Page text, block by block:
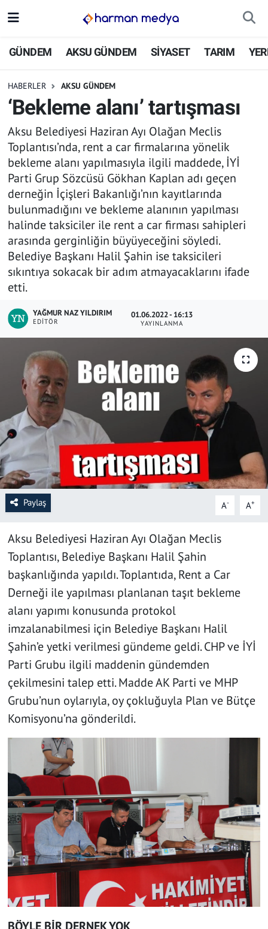
GÜNDEM AKSU GÜNDEM SİYASET TARIM
HABERLER AKSU GÜNDEM
‘Bekleme alanı’ tartışması
Aksu Belediyesi Haziran Ayı Olağan Meclis
Toplantısı’nda, rent a car firmalarına yönelik
bekleme alanı yapılmasıyla ilgili maddede, İYİ
Parti Grup Sözcüsü Gökhan Kaplan adı geçen
derneğin İçişleri Bakanlığı’nın kayıtlarında
bulunmadığını ve bekleme alanının yapılması
halinde taksiciler ile rent a car firması sahipleri
arasında gerginliğin büyüyeceğini söyledi.
Belediye Başkanı Halil Şahin ise taksicileri
sıkıntıya sokacak bir adım atmayacaklarını ifade
etti.
YAĞMUR NAZ YILDIRIM
EDITÖR
01.06.2022 - 16:13
YAYINLANMA
Paylaş A- A+
Aksu Belediyesi Haziran Ayı Olağan Meclis
Toplantısı, Belediye Başkanı Halil Şahin
başkanlığında yapıldı. Toplantıda, Rent a Car
Derneği ile yapılması planlanan taşıt bekleme
alanı yapımı konusunda protokol
imzalanabilmesi için Belediye Başkanı Halil
Şahin’e yetki verilmesi gündeme geldi. CHP ve İYİ
Parti Grubu ilgili maddenin gündemden
çekilmesini talep etti. Madde AK Parti ve MHP
Grubu’nun oylarıyla, oy çokluğuyla Plan ve Bütçe
Komisyonu’na gönderildi.
GÜNDEM
SİYASET
TARIM
YEREL YÖNETİMLER
EKONOMİ
ASAYİŞ
SPOR
YAŞAM
KÜLTÜR SANAT
EĞİTİM
İstanbul Nöbetçi Eczaneler
İstanbul Trafik Yoğunluk Haritası
Süper Lig Puan Durumu ve Fikstür
Tüm Manşetler
Son Dakika Haberleri
Haber Arşivi